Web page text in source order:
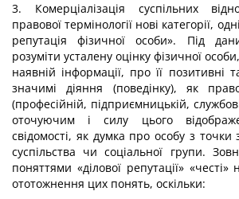
3. Комерціалізація суспільних
правової термінології нові категорії,
репутація фізичної особи». Під
розуміти усталену оцінку фізичної
наявній інформації, про її позитивні
значимі діяння (поведінку), як
(професійній, підприємницькій,
оточуючим і силу цього
свідомості, як думка про особу з точки
суспільства чи соціальної групи.
поняттями «ділової репутації»
ототожнення цих понять, оскільки: